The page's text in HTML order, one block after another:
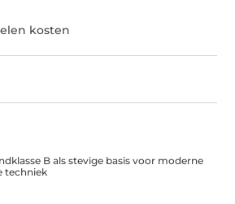
kosten
B als stevige basis voor moderne
techniek